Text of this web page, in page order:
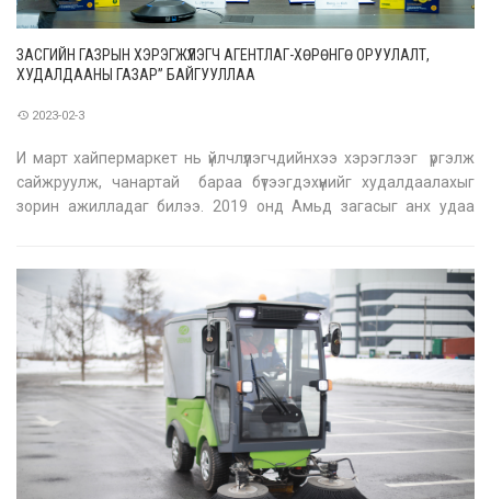
ЗАСГИЙН ГАЗРЫН ХЭРЭГЖҮҮЛЭГЧ АГЕНТЛАГ-ХӨРӨНГӨ ОРУУЛАЛТ,
ХУДАЛДААНЫ ГАЗАР” БАЙГУУЛЛАА
2023-02-3
И март хайпермаркет нь үйлчлүүлэгчдийнхээ хэрэглээг үргэлж
сайжруулж, чанартай бараа бүтээгдэхүүнийг худалдаалахыг
зорин ажилладаг билээ. 2019 онд Амьд загасыг анх удаа